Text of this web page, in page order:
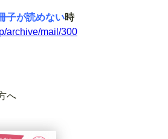
子が読めない時
archive/mail/300
へ